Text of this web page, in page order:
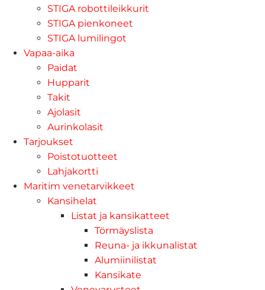
STIGA robottileikkurit
STIGA pienkoneet
STIGA lumilingot
Vapaa-aika
Paidat
Hupparit
Takit
Ajolasit
Aurinkolasit
Tarjoukset
Poistotuotteet
Lahjakortti
Maritim venetarvikkeet
Kansihelat
Listat ja kansikatteet
Törmäyslista
Reuna- ja ikkunalistat
Alumiinilistat
Kansikate